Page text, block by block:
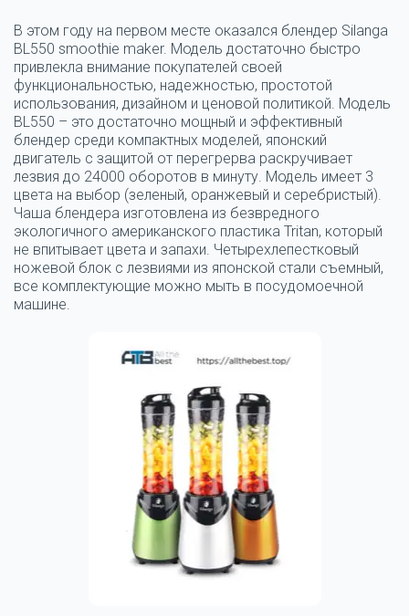
В этом году на первом месте оказался блендер Silanga
BL550 smoothie maker. Модель достаточно быстро
привлекла внимание покупателей своей
функциональностью, надежностью, простотой
использования, дизайном и ценовой политикой. Модель
BL550 – это достаточно мощный и эффективный
блендер среди компактных моделей, японский
двигатель с защитой от перегрерва раскручивает
лезвия до 24000 оборотов в минуту. Модель имеет 3
цвета на выбор (зеленый, оранжевый и серебристый).
Чаша блендера изготовлена из безвредного
экологичного американского пластика Tritan, который
не впитывает цвета и запахи. Четырехлепестковый
ножевой блок с лезвиями из японской стали съемный,
все комплектующие можно мыть в посудомоечной
машине.